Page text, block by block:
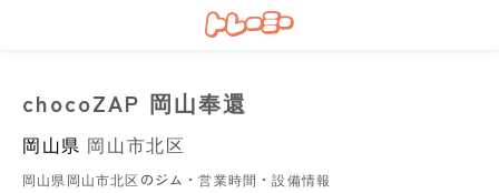
chocoZAP 岡山奉還
岡山県 岡山市北区
岡山県岡山市北区のジム・営業時間・設備情報